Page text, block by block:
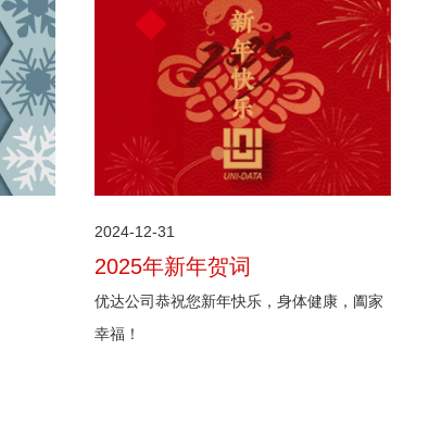
2024-12-31
2025年新年贺词
优达公司恭祝您新年快乐，身体健康，阖家
幸福！